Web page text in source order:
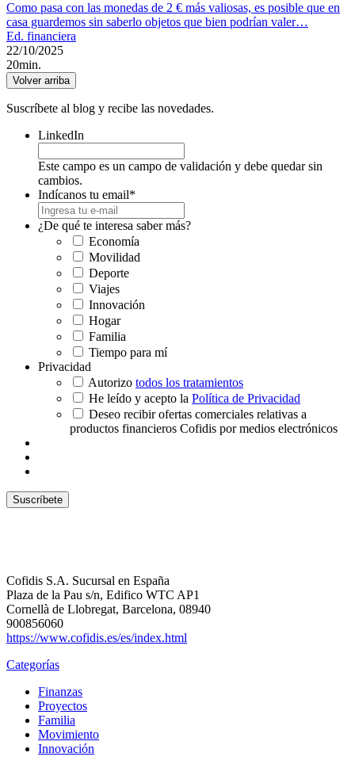
Como pasa con las monedas de 2 € más valiosas, es posible que en
casa guardemos sin saberlo objetos que bien podrían valer…
Ed. financiera
22/10/2025
20min.
Volver arriba
Suscríbete al blog y recibe las novedades.
LinkedIn
Este campo es un campo de validación y debe quedar sin
cambios.
Indícanos tu email*
¿De qué te interesa saber más?
Economía
Movilidad
Deporte
Viajes
Innovación
Hogar
Familia
Tiempo para mí
Privacidad
Autorizo todos los tratamientos
He leído y acepto la Política de Privacidad
Deseo recibir ofertas comerciales relativas a
productos financieros Cofidis por medios electrónicos
Cofidis S.A. Sucursal en España
Plaza de la Pau s/n, Edifico WTC AP1
Cornellà de Llobregat, Barcelona, 08940
900856060
https://www.cofidis.es/es/index.html
Categorías
Finanzas
Proyectos
Familia
Movimiento
Innovación